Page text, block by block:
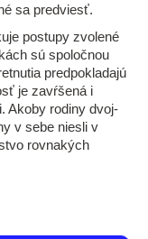
sa predviesť.
postupy zvolené
sú spoločnou
predpokladajú
je zavŕšená i
Akoby rodiny dvoj-
v sebe niesli v
rovnakých